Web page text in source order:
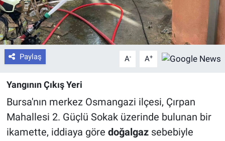
Paylaş A- A+
Yangının Çıkış Yeri
Bursa'nın merkez Osmangazi ilçesi, Çırpan
Mahallesi 2. Güçlü Sokak üzerinde bulunan bir
ikamette, iddiaya göre doğalgazsebebiyle